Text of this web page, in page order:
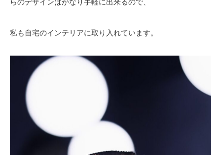
らのデザインはかなり手軽に出来るので、
私も自宅のインテリアに取り入れています。